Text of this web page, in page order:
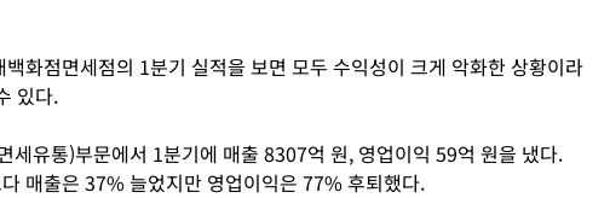
백화점면세점의 1분기 실적을 보면 모두 수익성이 크게 악화한 상황이라
있다.
세유통)부문에서 1분기에 매출 8307억 원, 영업이익 59억 원을 냈다.
매출은 37% 늘었지만 영업이익은 77% 후퇴했다.